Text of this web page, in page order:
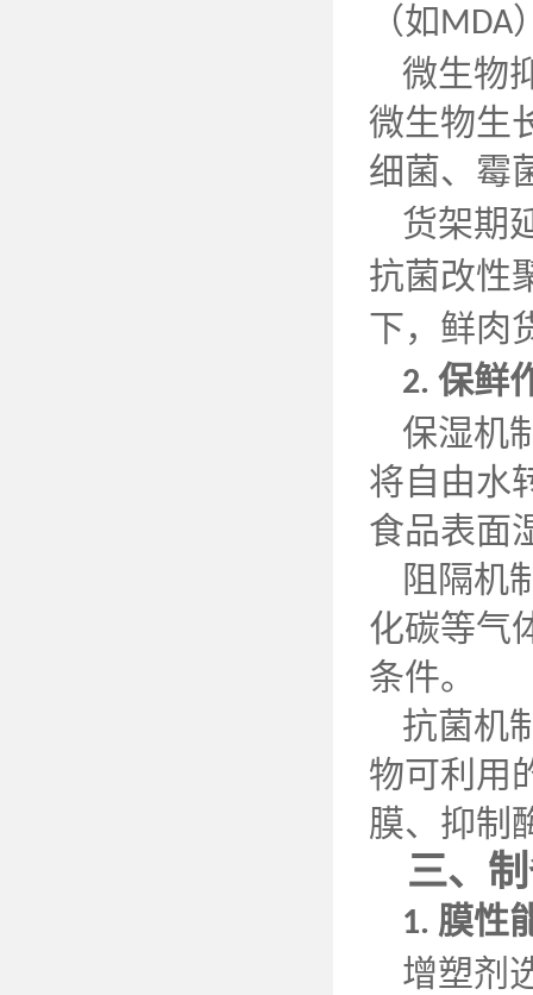
（如MDA
微生物
微生物生
细菌、霉
货架期
抗菌改性
下，鲜肉
2. 保鲜
保湿机
将自由水
食品表面
阻隔机
化碳等气
条件。
抗菌机
物可利用
膜、抑制
三、
1. 膜性
增塑剂